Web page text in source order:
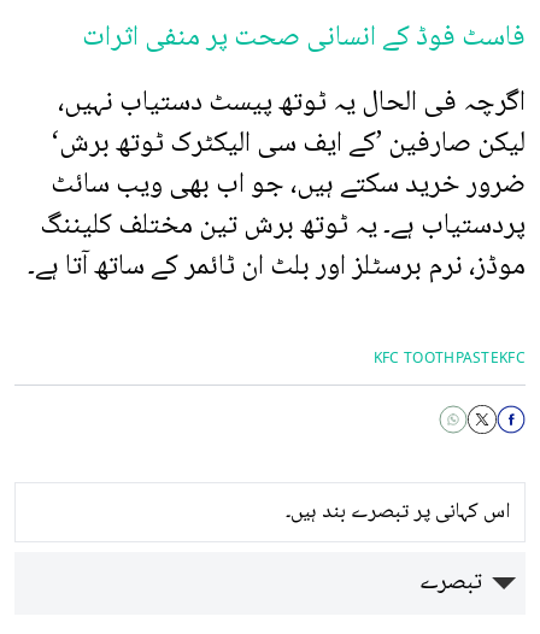
فاسٹ فوڈ کے انسانی صحت پر منفی اثرات
اگرچہ فی الحال یہ ٹوتھ پیسٹ دستیاب نہیں،
لیکن صارفین ’کے ایف سی الیکٹرک ٹوتھ برش‘
ضرور خرید سکتے ہیں، جو اب بھی ویب سائٹ
پردستیاب ہے۔ یہ ٹوتھ برش تین مختلف کلیننگ
موڈز، نرم برسٹلز اور بلٹ ان ٹائمر کے ساتھ آتا ہے۔
KFC
KFC TOOTHPASTE
اس کہانی پر تبصرے بند ہیں۔
تبصرے